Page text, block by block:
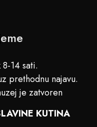
14 sati.
prethodnu najavu.
je zatvoren
KUTINA